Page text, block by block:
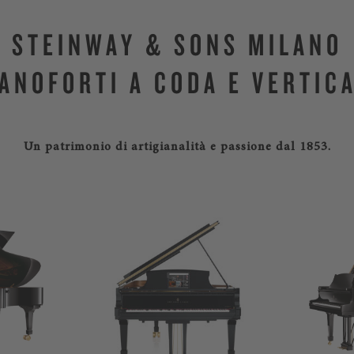
STEINWAY & SONS MILANO
A CODA E
Un patrimonio di artigianalità e passione dal 1853.